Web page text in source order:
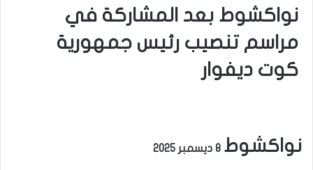
نواكشوط بعد المشاركة في
مراسم تنصيب رئيس جمهورية
كوت ديفوار
نواكشوط